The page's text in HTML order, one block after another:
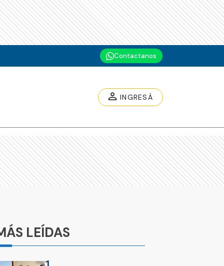
Contactanos
INGRESÁ
LEÍDAS